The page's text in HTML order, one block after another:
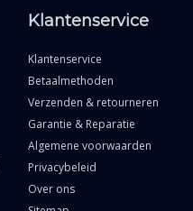
Klantenservice
Klantenservice
Betaalmethoden
Verzenden & retourneren
Garantie & Reparatie
Algemene voorwaarden
Privacybeleid
Over ons